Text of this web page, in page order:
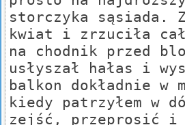
storczyka sąsiada.
kwiat i zrzuciła
na chodnik przed
usłyszał hałas i
balkon dokładnie w
kiedy patrzyłem w
zejść, przeprosić i